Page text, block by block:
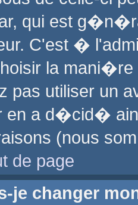
qui est
C'est �
la
pas utiliser un
en a d�cid�
(nous
de page
je changer